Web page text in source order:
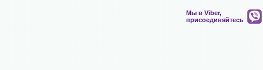
Мы в Viber,
присоединяйтесь